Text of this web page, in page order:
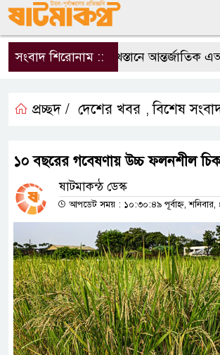
সংবাদ শিরোনাম ::কাজাখস্তানে আন্তর্জাতিক এআই
প্রচ্ছদ / দেশের খবর ,বিশেষ
১০ বছরের গবেষণায় উচ্চ ফলনশীল
ষাটমাকন্ঠ ডেস্ক
আপডেট সময় : ১০:৩০:৪৯ পূর্বাহ্ন, শনিবার,